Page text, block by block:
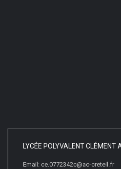
LYCÉE POLYVALENT CLÉMENT
Email: ce.0772342c@ac-creteil.fr